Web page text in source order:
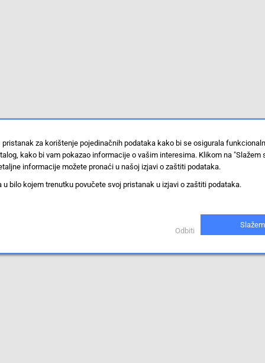
pristanak za korištenje pojedinačnih podataka kako bi se osigurala
kako bi vam pokazao informacije o vašim interesima. Klikom na "Slažem
informacije možete pronaći u našoj izjavi o zaštiti podataka.
bilo kojem trenutku povučete svoj pristanak u izjavi o zaštiti podataka.
Odbiti